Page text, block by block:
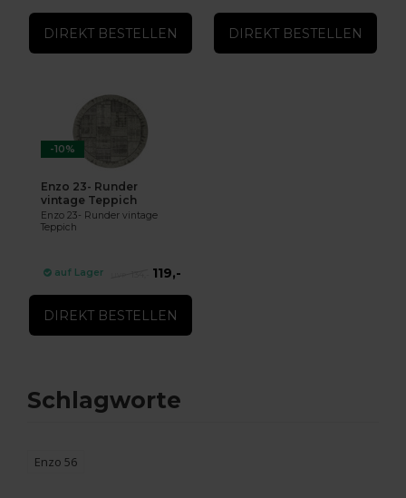
DIREKT BESTELLEN DIREKT BESTELLEN
-10%
Enzo 23- Runder
vintage Teppich
Enzo 23- Runder vintage
Teppich
auf Lager 119,-
DIREKT BESTELLEN
Schlagworte
Enzo 56